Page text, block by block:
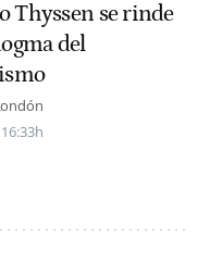
Thyssen se rinde
del
16:33h